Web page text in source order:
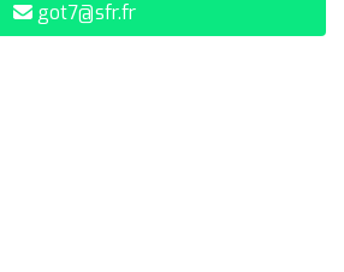
got7@sfr.fr